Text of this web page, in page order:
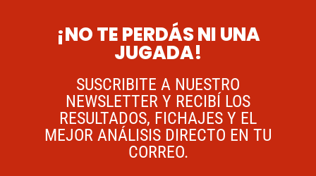
¡NO TE PERDÁS NI UNA
JUGADA!
SUSCRIBITE A NUESTRO
NEWSLETTER Y RECIBÍ LOS
RESULTADOS, FICHAJES Y EL
MEJOR ANÁLISIS DIRECTO EN TU
CORREO.